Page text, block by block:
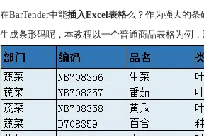
在BarTender中能插入Excel表格么？作为强大的条
生成条形码呢，本教程以一个普通商品表格为例